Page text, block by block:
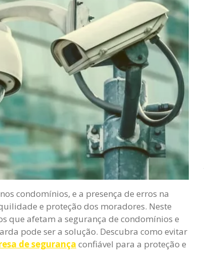
condomínios, e a presença de erros na
e proteção dos moradores. Neste
que afetam a segurança de condomínios e
pode ser a solução. Descubra como evitar
de segurança confiável para a proteção e